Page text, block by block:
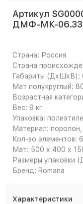
Артикул
ДМФ-МК-
Страна: Россия
Страна
Габариты (ДхШхВ):
Мат полукруглый:
Возрастная
Вес: 9 кг
Упаковка:
Материал:
Кол-во элементов:
Мат: 500 х 400 х
Размеры упаковки
Бренд: Romana
Характеристики